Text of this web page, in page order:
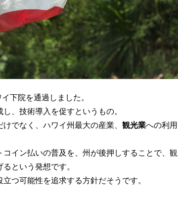
下院を通過しました。
、技術導入を促すというもの。
でなく、ハワイ州最大の産業、 観光業への利用
イン払いの普及を、州が後押しすることで、観
という発想です。
つ可能性を追求する方針だそうです。